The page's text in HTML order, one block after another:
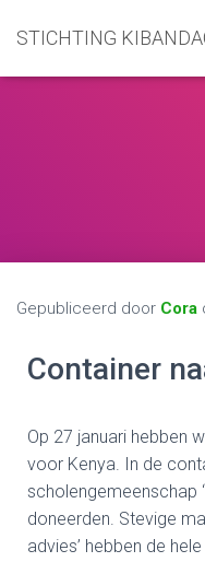
STICHTING
Gepubliceerd door Cora
Container
Op 27 januari hebben
voor Kenya. In de
scholengemeenschap
doneerden. Stevige
advies’ hebben de